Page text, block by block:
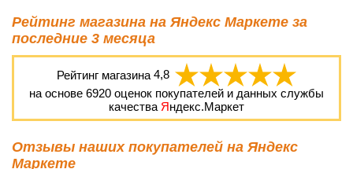
Рейтинг магазина на Яндекс Маркете за
последние 3 месяца
Рейтинг магазина 4,8
на основе 6920 оценок покупателей и данных службы
качества Яндекс.Маркет
Отзывы наших покупателей на Яндекс
Маркете